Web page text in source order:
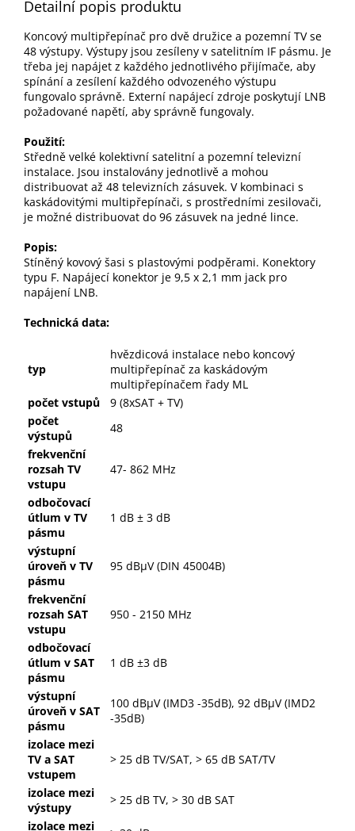
Detailní popis produktu
Koncový multipřepínač pro dvě družice a pozemní TV se
48 výstupy. Výstupy jsou zesíleny v satelitním IF pásmu. Je
třeba jej napájet z každého jednotlivého přijímače, aby
spínání a zesílení každého odvozeného výstupu
fungovalo správně. Externí napájecí zdroje poskytují LNB
požadované napětí, aby správně fungovaly.
Použití:
Středně velké kolektivní satelitní a pozemní televizní
instalace. Jsou instalovány jednotlivě a mohou
distribuovat až 48 televizních zásuvek. V kombinaci s
kaskádovitými multipřepínači, s prostředními zesilovači,
je možné distribuovat do 96 zásuvek na jedné lince.
Popis:
Stíněný kovový šasi s plastovými podpěrami. Konektory
typu F. Napájecí konektor je 9,5 x 2,1 mm jack pro
napájení LNB.
Technická data:
typ
hvězdicová instalace nebo koncový
multipřepínač za kaskádovým
multipřepínačem řady ML
počet vstupů
9 (8xSAT + TV)
počet
výstupů
48
frekvenční
rozsah TV
vstupu
47- 862 MHz
odbočovací
útlum v TV
pásmu
1 dB ± 3 dB
výstupní
úroveň v TV
pásmu
95 dBµV (DIN 45004B)
frekvenční
rozsah SAT
vstupu
950 - 2150 MHz
odbočovací
útlum v SAT
pásmu
1 dB ±3 dB
výstupní
úroveň v SAT
pásmu
100 dBµV (IMD3 -35dB), 92 dBµV (IMD2
-35dB)
izolace mezi
TV a SAT
vstupem
> 25 dB TV/SAT, > 65 dB SAT/TV
izolace mezi
výstupy
> 25 dB TV, > 30 dB SAT
izolace mezi